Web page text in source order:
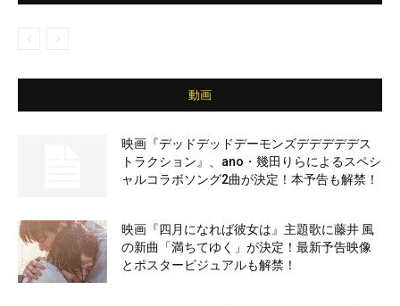
動画
映画『デッドデッドデーモンズデデデデデス
トラクション』、ano・幾田りらによるスペシ
ャルコラボソング2曲が決定！本予告も解禁！
映画『四月になれば彼女は』主題歌に藤井 風
の新曲「満ちてゆく」が決定！最新予告映像
とポスタービジュアルも解禁！